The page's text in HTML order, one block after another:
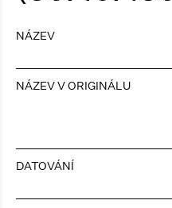
NÁZEV
NÁZEV V ORIGINÁLU
DATOVÁNÍ